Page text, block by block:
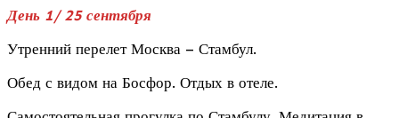
День 1/ 25 сентября
Утренний перелет Москва – Стамбул.
Обед с видом на Босфор. Отдых в отеле.